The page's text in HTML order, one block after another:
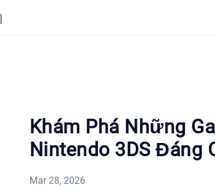
Khám Phá Những
Nintendo 3DS Đáng
Mar 28, 2026